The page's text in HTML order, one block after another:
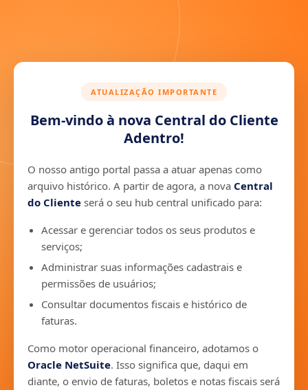
ATUALIZAÇÃO IMPORTANTE
Bem-vindo à nova Central do Cliente
Adentro!
O nosso antigo portal passa a atuar apenas como
arquivo histórico. A partir de agora, a nova Central
do Cliente será o seu hub central unificado para:
Acessar e gerenciar todos os seus produtos e
serviços;
Administrar suas informações cadastrais e
permissões de usuários;
Consultar documentos fiscais e histórico de
faturas.
Como motor operacional financeiro, adotamos o
Oracle NetSuite. Isso significa que, daqui em
diante, o envio de faturas, boletos e notas fiscais será